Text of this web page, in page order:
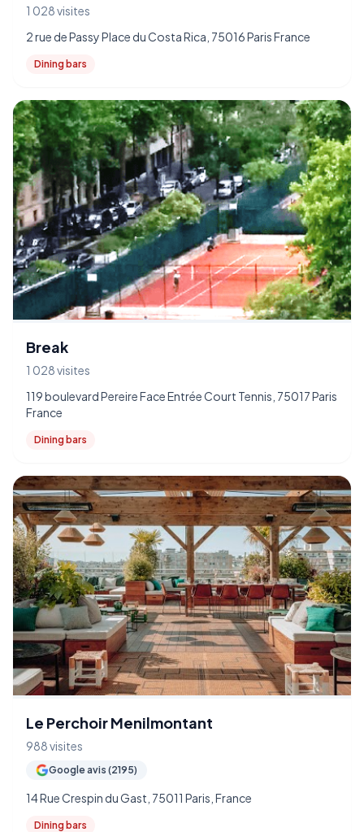
1 028 visites
2 rue de Passy Place du Costa Rica, 75016 Paris France
Dining bars
Break
1 028 visites
119 boulevard Pereire Face Entrée Court Tennis, 75017 Paris
France
Dining bars
Le Perchoir Menilmontant
988 visites
Google avis (2195)
14 Rue Crespin du Gast, 75011 Paris, France
Dining bars